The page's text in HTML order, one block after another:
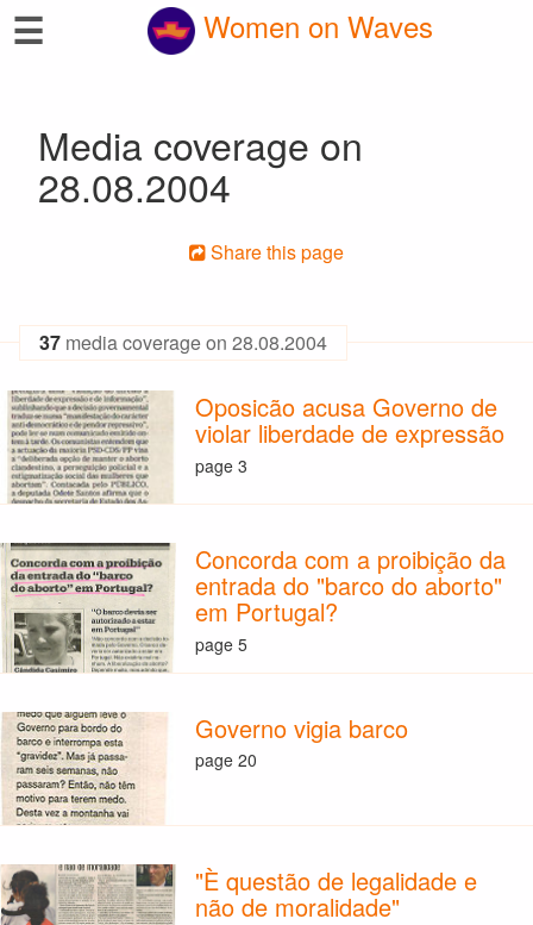
☰ Women on Waves
Media coverage on
28.08.2004
Share this page
37 media coverage on 28.08.2004
Oposicão acusa Governo de
violar liberdade de expressão
page 3
Concorda com a proibição da
entrada do "barco do aborto"
em Portugal?
page 5
Governo vigia barco
page 20
"È questão de legalidade e
não de moralidade"